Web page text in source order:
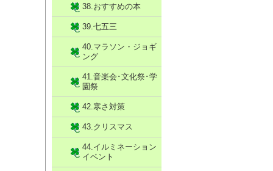
38.おすすめの本
39.七五三
40.マラソン・ジョギ
ング
41.音楽会･文化祭･学
園祭
42.寒さ対策
43.クリスマス
44.イルミネーション
イベント